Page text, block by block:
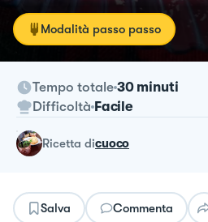
Modalità passo passo
Tempo totale 30 minuti
Difficoltà Facile
ricetta dicuoco
Salva Commenta